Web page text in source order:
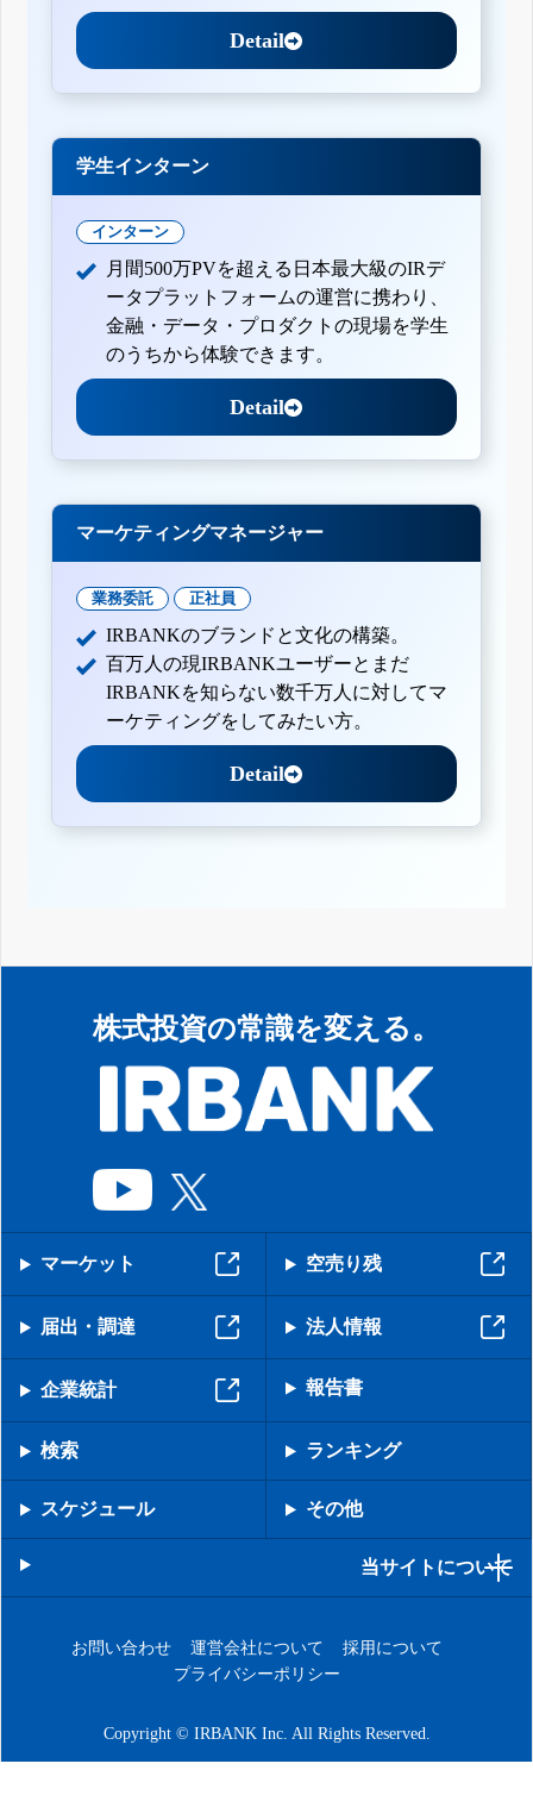
Detail
学生インターン
インターン
月間500万PVを超える日本最大級のIRデ
ータプラットフォームの運営に携わり、
金融・データ・プロダクトの現場を学生
のうちから体験できます。
Detail
マーケティングマネージャー
業務委託 正社員
IRBANKのブランドと文化の構築。
百万人の現IRBANKユーザーとまだ
IRBANKを知らない数千万人に対してマ
ーケティングをしてみたい方。
Detail
株式投資の常識を変える。
マーケット 空売り残
届出・調達 法人情報
企業統計 報告書
検索 ランキング
スケジュール その他
当サイトについて
お問い合わせ 運営会社について
採用について
プライバシーポリシー
Copyright © IRBANK Inc. All Rights Reserved.